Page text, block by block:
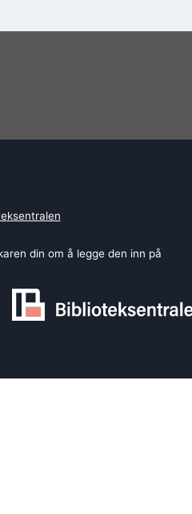
din om å legge den inn på